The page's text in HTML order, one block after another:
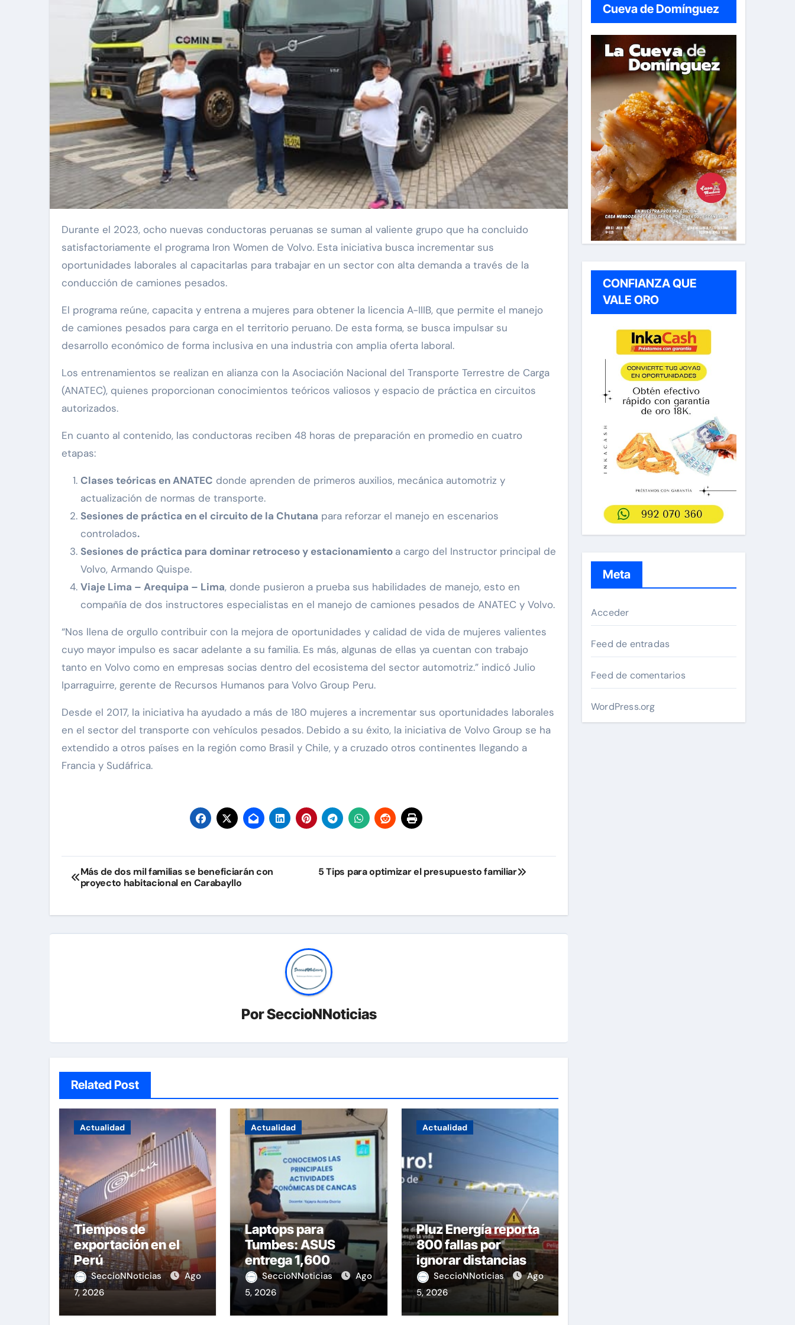
Durante el 2023, ocho nuevas conductoras peruanas se suman al valiente grupo que ha concluido
satisfactoriamente el programa Iron Women de Volvo. Esta iniciativa busca incrementar sus
oportunidades laborales al capacitarlas para trabajar en un sector con alta demanda a través de la
conducción de camiones pesados.
El programa reúne, capacita y entrena a mujeres para obtener la licencia A-IIIB, que permite el manejo
de camiones pesados para carga en el territorio peruano. De esta forma, se busca impulsar su
desarrollo económico de forma inclusiva en una industria con amplia oferta laboral.
Los entrenamientos se realizan en alianza con la Asociación Nacional del Transporte Terrestre de Carga
(ANATEC), quienes proporcionan conocimientos teóricos valiosos y espacio de práctica en circuitos
autorizados.
En cuanto al contenido, las conductoras reciben 48 horas de preparación en promedio en cuatro
etapas:
Clases teóricas en ANATEC donde aprenden de primeros auxilios, mecánica automotriz y
actualización de normas de transporte.
Sesiones de práctica en el circuito de la Chutana para reforzar el manejo en escenarios
controlados.
Sesiones de práctica para dominar retroceso y estacionamiento a cargo del Instructor principal de
Volvo, Armando Quispe.
Viaje Lima – Arequipa – Lima, donde pusieron a prueba sus habilidades de manejo, esto en
compañía de dos instructores especialistas en el manejo de camiones pesados de ANATEC y Volvo.
“Nos llena de orgullo contribuir con la mejora de oportunidades y calidad de vida de mujeres valientes
cuyo mayor impulso es sacar adelante a su familia. Es más, algunas de ellas ya cuentan con trabajo
tanto en Volvo como en empresas socias dentro del ecosistema del sector automotriz.” indicó Julio
Iparraguirre, gerente de Recursos Humanos para Volvo Group Peru.
Desde el 2017, la iniciativa ha ayudado a más de 180 mujeres a incrementar sus oportunidades laborales
en el sector del transporte con vehículos pesados. Debido a su éxito, la iniciativa de Volvo Group se ha
extendido a otros países en la región como Brasil y Chile, y a cruzado otros continentes llegando a
Francia y Sudáfrica.
Navegación
de
entradas
Más de dos mil familias se beneficiarán con
proyecto habitacional en Carabayllo
5 Tips para optimizar el presupuesto familiar
PorSeccioNNoticias
Related Post
Actualidad
Tiempos de
exportación en el
Perú
SeccioNNoticias
Ago
7, 2026
Actualidad
Laptops para
Tumbes: ASUS
entrega 1,600
equipos educativos
SeccioNNoticias
Ago
5, 2026
Actualidad
Pluz Energía reporta
800 fallas por
ignorar distancias
de seguridad
SeccioNNoticias
Ago
5, 2026
Cueva de Domínguez
CONFIANZA QUE
VALE ORO
Meta
Acceder
Feed de entradas
Feed de comentarios
WordPress.org